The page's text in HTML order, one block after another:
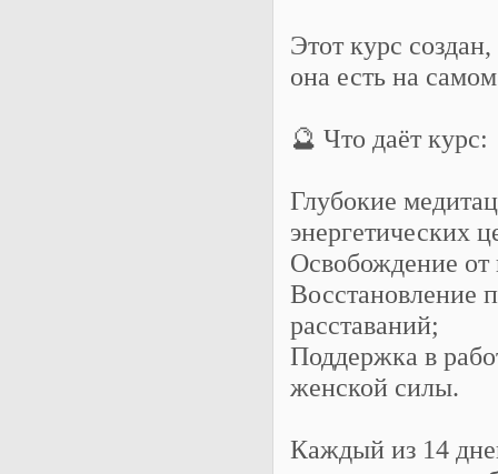
Этот курс
она есть на
🔮 Что даёт курс:
Глубокие
энергетических
Освобождение от
Восстановление
расставаний;
Поддержка в
женской силы.
Каждый из 14